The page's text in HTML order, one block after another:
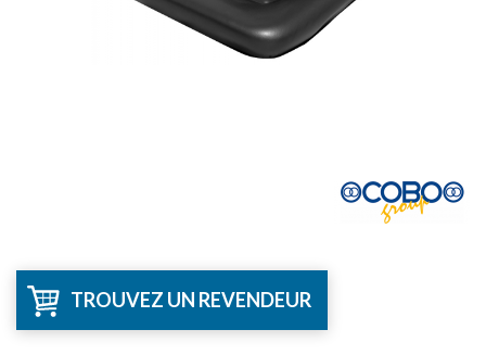
TROUVEZ UN REVENDEUR